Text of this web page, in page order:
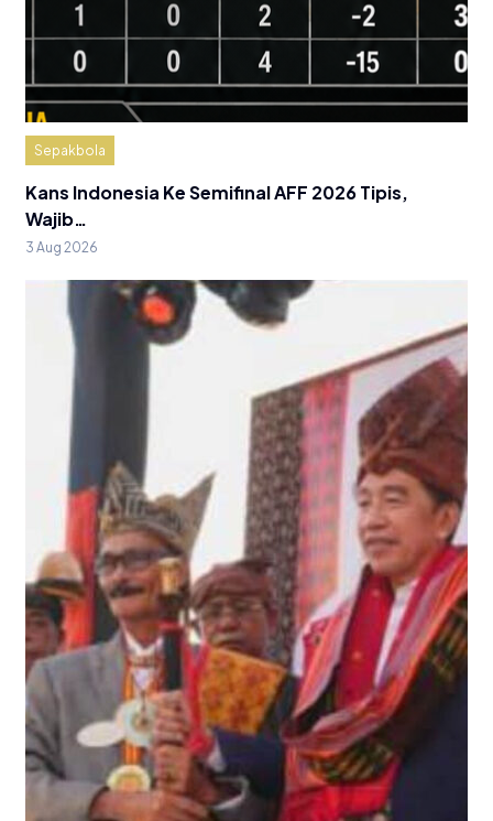
Sepakbola
Kans Indonesia Ke Semifinal AFF 2026 Tipis,
Wajib…
3 Aug 2026